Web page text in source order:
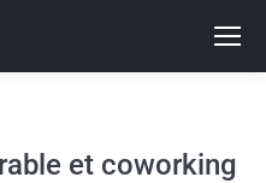
et coworking